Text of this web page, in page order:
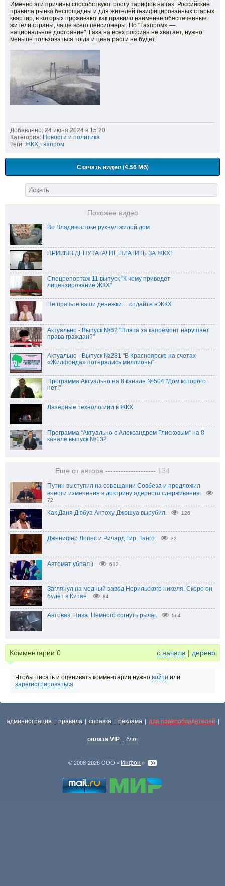
Именно эти причины способствуют росту тарифов на газ. Российские
правила рынка беспощадны и для жителей газифицированных старых
квартир, в которых проживают как правило наименее обеспеченные
жители страны, чаще всего пенсионеры. Но "Газпром» —
национальное достояние". Газа на всех россиян не хватает, нужно
меньше пользоваться тогда и цена расти не будет.
Добавлено: 24 июня 2024 в 15:20
Категория: Новости и политика
Теги: ЖКХ, газпром
Скачать видео (4.56 Мб)
Похожее видео
Во Владивостоке рухнул жилой дом
ПРИЗЫВ ДЕПУТАТА! НЕ ПЛАТИТЬ ЗА ЖКХ!
Спецрепортаж 11 выпуск "К чему приведет
лицензирование ЖКХ"
Не прячьте ваши денежки… отдайте в ЖКХ
Актуально - Выпуск №62 "Плата за капремонт нарушает
права граждан?"
Актуально - Выпуск №281 "В Красноярске на счетах
«Жилфонда» потерялись миллионы"
Программа Актуально на 8 канале №504 "Дом которого
нет!"
Лазерные технологиии в ЖКХ
Программа “Актуально с Александром Глисковым“ на 8
канале выпуск №132
Еще от автора -------------------- 134
Путин выступил на совещании Совбеза и предложил
внести изменения в доктрину ядерного сдерживания.
72
Как Даня Дюбуа Антоху Джошуа вырубил. 126
Дженифер Лопес и Ричард Гир. Танго. 33
Автомат убрал ). 612
Заглянул на медный завод Норильского никеля. Скоро он
будет в Китае.
84
Автоваз. Нива. Немного согнуть рычаг. 564
Комментарии 0 с начала | дерево
Чтобы писать и оценивать комментарии нужно войти или
зарегистрироваться
администрация | правила | справка | реклама | для правообладателей |
оплата VIP | блог
© 2008-2026 ООО « Инфон »